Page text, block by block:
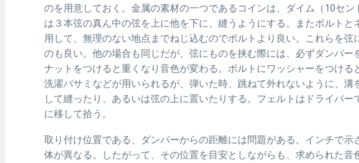
のを用意しておく。金属の素材の一つであるコインは、ダイム（10セン
は３本弦の真ん中の弦を上に他を下に、縫うようにする。またボルト
用して、無理のない地点までねじ込むのでボルトより良い。これらを
のも良い。他の場合も同じだが、弦にものを挟む際には、必ずダンパ
ナットをつけると重くなり音色が変わる。ボルトにワッシャーをつけ
洗濯バサミなどが用いられるが、弾いた時、跳ねて外れないように、
して縫ったり、あるいは弦の上に置いたりする。フェルトはドライバ
に移して拾う。
取り付け位置である、ダンパーからの距離には問題がある。インチで
体が異なる。したがって、その位置を目安としながらも、求められた